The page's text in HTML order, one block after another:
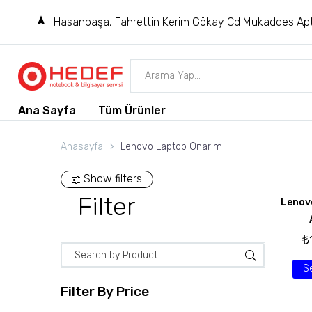
Hasanpaşa, Fahrettin Kerim Gökay Cd Mukaddes
Ana Sayfa Tüm Ürünler
Anasayfa Lenovo Laptop Onarım
Show filters
Filter
Filter By Price
₺